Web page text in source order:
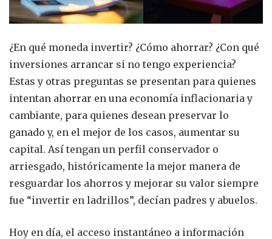
¿En qué moneda invertir? ¿Cómo ahorrar? ¿Con qué
inversiones arrancar si no tengo experiencia?
Estas y otras preguntas se presentan para quienes
intentan ahorrar en una economía inflacionaria y
cambiante, para quienes desean preservar lo
ganado y, en el mejor de los casos, aumentar su
capital. Así tengan un perfil conservador o
arriesgado, históricamente la mejor manera de
resguardar los ahorros y mejorar su valor siempre
fue “invertir en ladrillos”, decían padres y abuelos.
Hoy en día, el acceso instantáneo a información